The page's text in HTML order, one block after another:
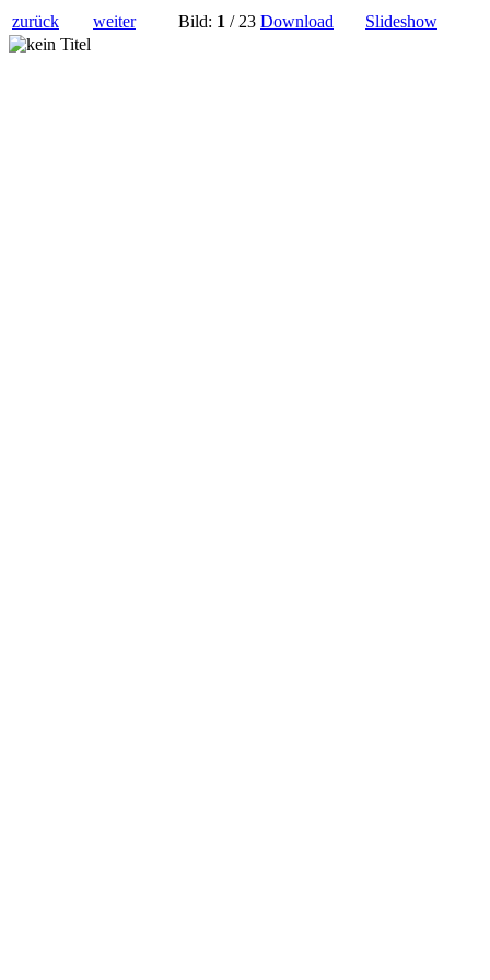
zurück weiter Bild: 1 / 23 Download Slideshow